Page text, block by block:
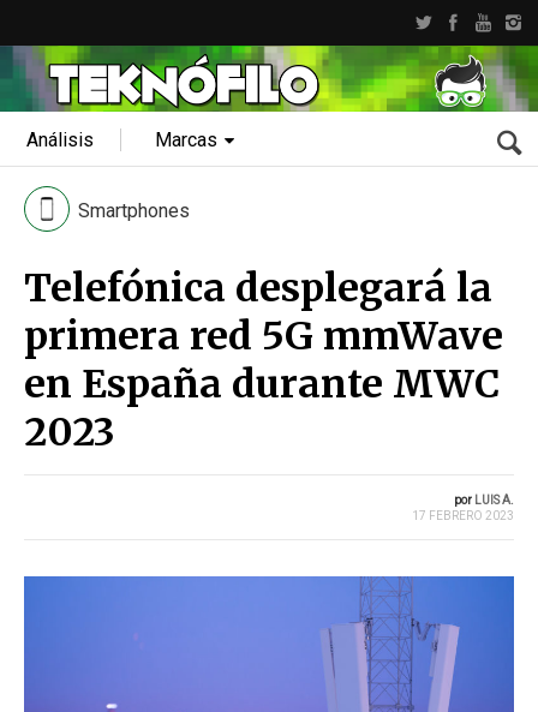
Análisis Marcas
Smartphones
Telefónica desplegará la
primera red 5G mmWave
en España durante MWC
2023
por LUIS A.
17 FEBRERO 2023